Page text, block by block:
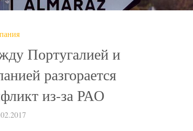
могильников
Португалией и
разгорается
из-за РАО